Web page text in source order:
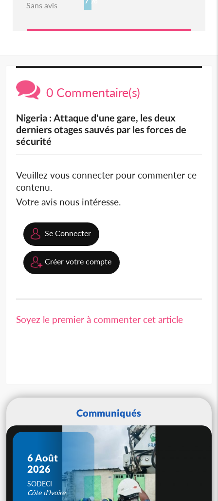
Sans avis
0 Commentaire(s)
Nigeria : Attaque d'une gare, les deux
derniers otages sauvés par les forces de
sécurité
Veuillez vous connecter pour commenter ce
contenu.
Votre avis nous intéresse.
Se Connecter
Créer votre compte
Soyez le premier à commenter cet article
Communiqués
6 Août
2026
SODECI
Côte d'Ivoire